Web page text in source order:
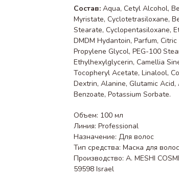
Состав: Aqua, Cetyl Alcohol,
Myristate, Cyclotetrasiloxane,
Stearate, Cyclopentasiloxane,
DMDM Hydantoin, Parfum,
Propylene Glycol, PEG-100
Ethylhexylglycerin, Camellia
Tocopheryl Acetate, Linalool,
Dextrin, Alanine, Glutamic
Benzoate, Potassium Sorbate.
Объем: 100 мл
Линия: Professional
Назначение: Для волос
Тип средства: Маска для волос
Производство: A. MESHI
59598 Israel